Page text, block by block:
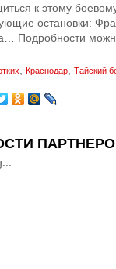
к этому
остановки:
Подробности
Краснодар Тайский